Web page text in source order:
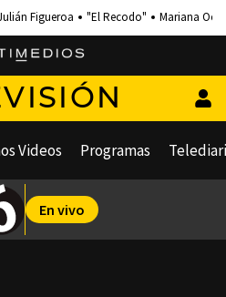
Figueroa "El Recodo" Mariana
Videos Programas
En vivo